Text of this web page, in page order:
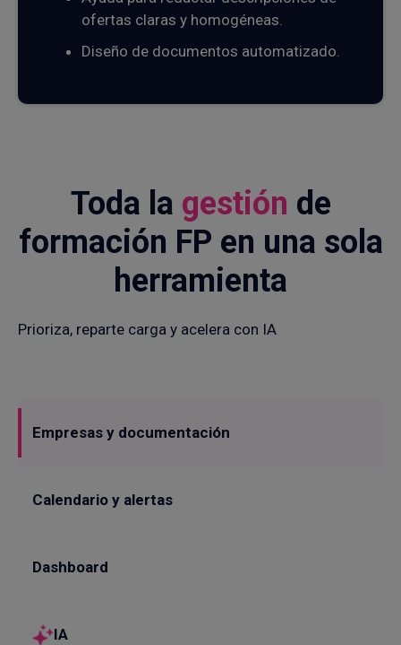
ofertas claras y homogéneas.
Diseño de documentos automatizado.
Toda la gestión de
formación FP en una sola
herramienta
Prioriza, reparte carga y acelera con IA
Empresas y documentación
Calendario y alertas
Dashboard
IA